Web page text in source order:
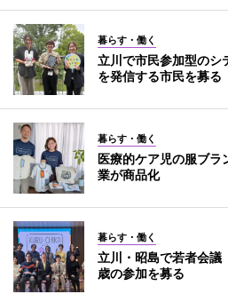
暮らす・働く
立川で市民参加型の
を発信する市民を募る
暮らす・働く
医療的ケア児の服ブ
業が商品化
暮らす・働く
立川・昭島で若者会
歳の参加を募る